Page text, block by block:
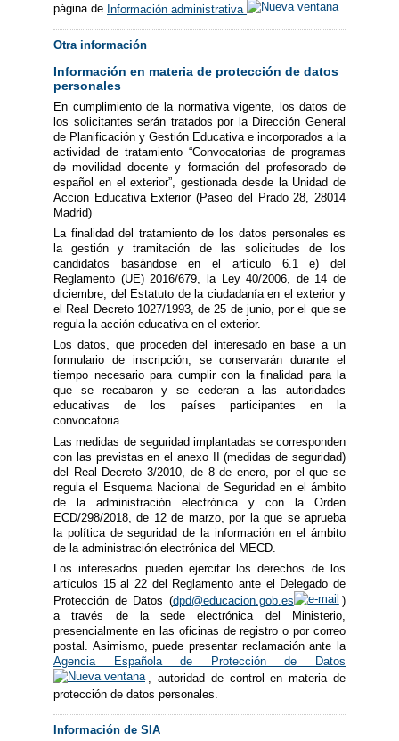
página de Información administrativa
Otra información
Información en materia de protección de datos
personales
En cumplimiento de la normativa vigente, los datos de
los solicitantes serán tratados por la Dirección General
de Planificación y Gestión Educativa e incorporados a la
actividad de tratamiento “Convocatorias de programas
de movilidad docente y formación del profesorado de
español en el exterior”, gestionada desde la Unidad de
Accion Educativa Exterior (Paseo del Prado 28, 28014
Madrid)
La finalidad del tratamiento de los datos personales es
la gestión y tramitación de las solicitudes de los
candidatos basándose en el artículo 6.1 e) del
Reglamento (UE) 2016/679, la Ley 40/2006, de 14 de
diciembre, del Estatuto de la ciudadanía en el exterior y
el Real Decreto 1027/1993, de 25 de junio, por el que se
regula la acción educativa en el exterior.
Los datos, que proceden del interesado en base a un
formulario de inscripción, se conservarán durante el
tiempo necesario para cumplir con la finalidad para la
que se recabaron y se cederan a las autoridades
educativas de los países participantes en la
convocatoria.
Las medidas de seguridad implantadas se corresponden
con las previstas en el anexo II (medidas de seguridad)
del Real Decreto 3/2010, de 8 de enero, por el que se
regula el Esquema Nacional de Seguridad en el ámbito
de la administración electrónica y con la Orden
ECD/298/2018, de 12 de marzo, por la que se aprueba
la política de seguridad de la información en el ámbito
de la administración electrónica del MECD.
Los interesados pueden ejercitar los derechos de los
artículos 15 al 22 del Reglamento ante el Delegado de
Protección de Datos (dpd@educacion.gob.es
)
a través de la sede electrónica del Ministerio,
presencialmente en las oficinas de registro o por correo
postal. Asimismo, puede presentar reclamación ante la
Agencia Española de Protección de Datos
, autoridad de control en materia de
protección de datos personales.
Información de SIA